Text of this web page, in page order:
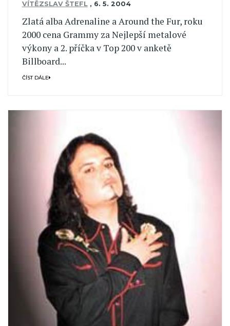
VÍTĚZSLAV ŠTEFL , 6. 5. 2004
Zlatá alba Adrenaline a Around the Fur, roku
2000 cena Grammy za Nejlepší metalové
výkony a 2. příčka v Top 200 v anketě
Billboard...
ČÍST DÁLE